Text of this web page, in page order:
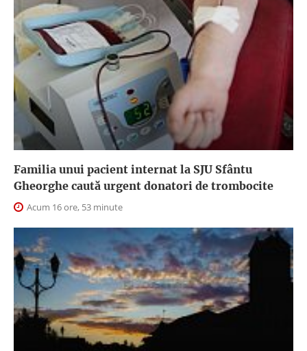
Familia unui pacient internat la SJU Sfântu
Gheorghe caută urgent donatori de trombocite
Acum 16 ore, 53 minute